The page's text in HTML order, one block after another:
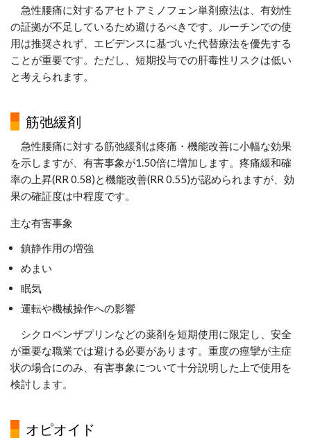
急性腰痛に対するアセトアミノフェン単剤療法は、有効性
の証拠が不足しているため避けるべきです。ルーチンでの使
用は推奨されず、エビデンスに基づいた代替療法を優先する
ことが重要です。ただし、短期投与での肝毒性リスクは低い
と考えられます。
筋弛緩剤
急性腰痛に対する筋弛緩剤は疼痛・機能改善に小幅な効果
を示しますが、有害事象が1.50倍に増加します。疼痛緩和確
率の上昇(RR 0.58)と機能改善(RR 0.55)が認められますが、効
果の確証度は中程度です。
主な有害事象
鎮静作用の増強
めまい
眠気
運転や機械操作への影響
シクロベンザプリンなどの薬剤を短期使用に限定し、安全
が重要な職業では避ける必要があります。重度の痙攣が主症
状の場合にのみ、有害事象について十分説明した上で使用を
検討します。
オピオイド